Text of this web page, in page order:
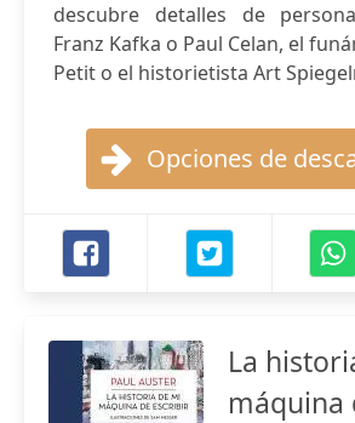
descubre detalles de
Franz Kafka o Paul Celan, el
Petit o el historietista Art
Opciones de
La
máquina